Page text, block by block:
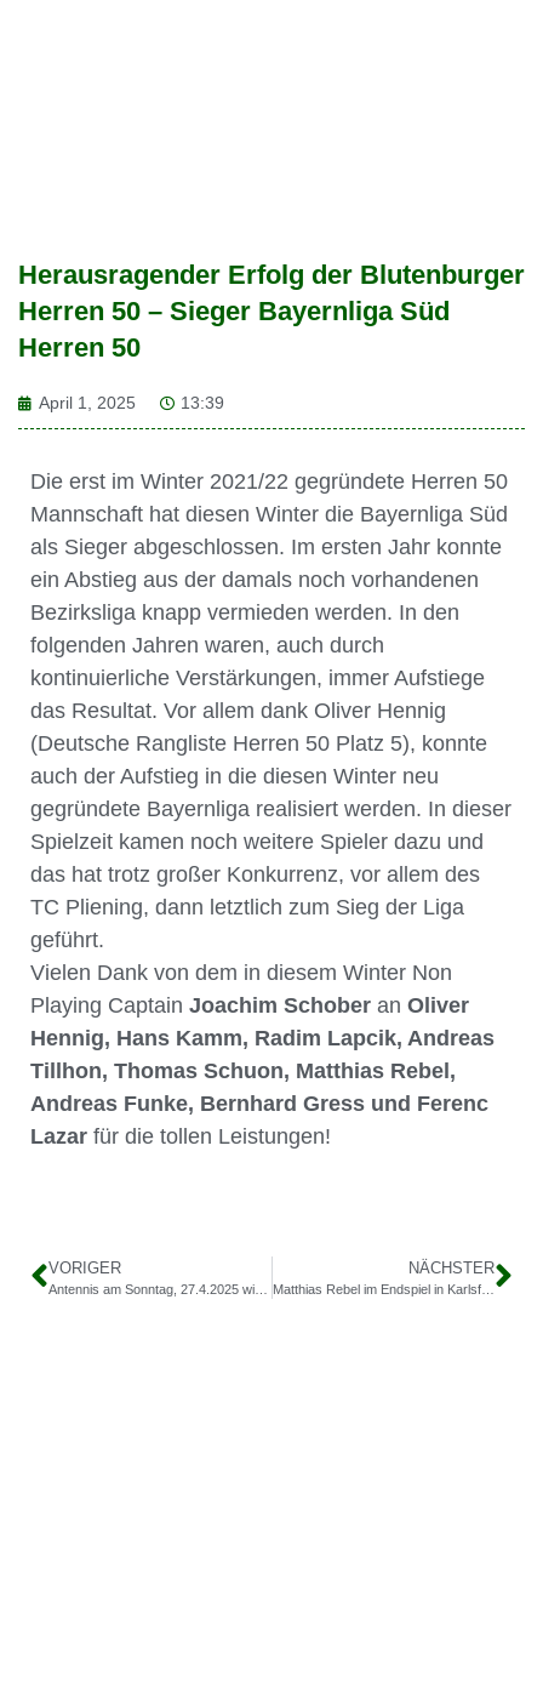
Herausragender Erfolg der Blutenburger
Herren 50 – Sieger Bayernliga Süd
Herren 50
April 1, 2025 13:39
Die erst im Winter 2021/22 gegründete Herren 50
Mannschaft hat diesen Winter die Bayernliga Süd
als Sieger abgeschlossen. Im ersten Jahr konnte
ein Abstieg aus der damals noch vorhandenen
Bezirksliga knapp vermieden werden. In den
folgenden Jahren waren, auch durch
kontinuierliche Verstärkungen, immer Aufstiege
das Resultat. Vor allem dank Oliver Hennig
(Deutsche Rangliste Herren 50 Platz 5), konnte
auch der Aufstieg in die diesen Winter neu
gegründete Bayernliga realisiert werden. In dieser
Spielzeit kamen noch weitere Spieler dazu und
das hat trotz großer Konkurrenz, vor allem des
TC Pliening, dann letztlich zum Sieg der Liga
geführt.
Vielen Dank von dem in diesem Winter Non
Playing Captain Joachim Schober an Oliver
Hennig, Hans Kamm, Radim Lapcik, Andreas
Tillhon, Thomas Schuon, Matthias Rebel,
Andreas Funke, Bernhard Gress und Ferenc
Lazar für die tollen Leistungen!
VORIGER NÄCHSTER
Matthias Rebel im Endspiel in Karlsfeld